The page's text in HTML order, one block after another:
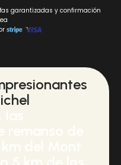
garantizadas y confirmación